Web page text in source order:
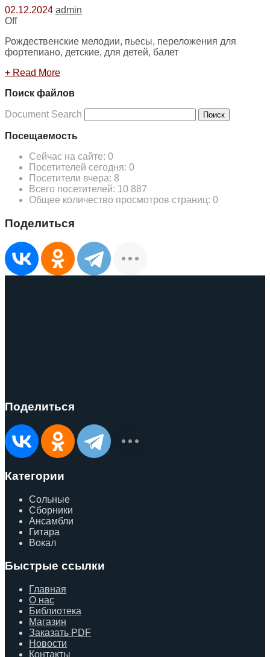
02.12.2024 admin
Off
Рождественские мелодии, пьесы, переложения для
фортепиано, детские, для детей, балет
+ Read More
Поиск файлов
Document Search Поиск
Посещаемость
Сейчас на сайте: 0
Посетителей сегодня: 0
Посетители вчера: 8
Всего посетителей: 10 887
Общее количество просмотров страниц: 0
Поделиться
Поделиться
Категории
Сольные
Сборники
Ансамбли
Гитара
Вокал
Быстрые ссылки
Главная
О нас
Библиотека
Магазин
Заказать PDF
Новости
Контакты